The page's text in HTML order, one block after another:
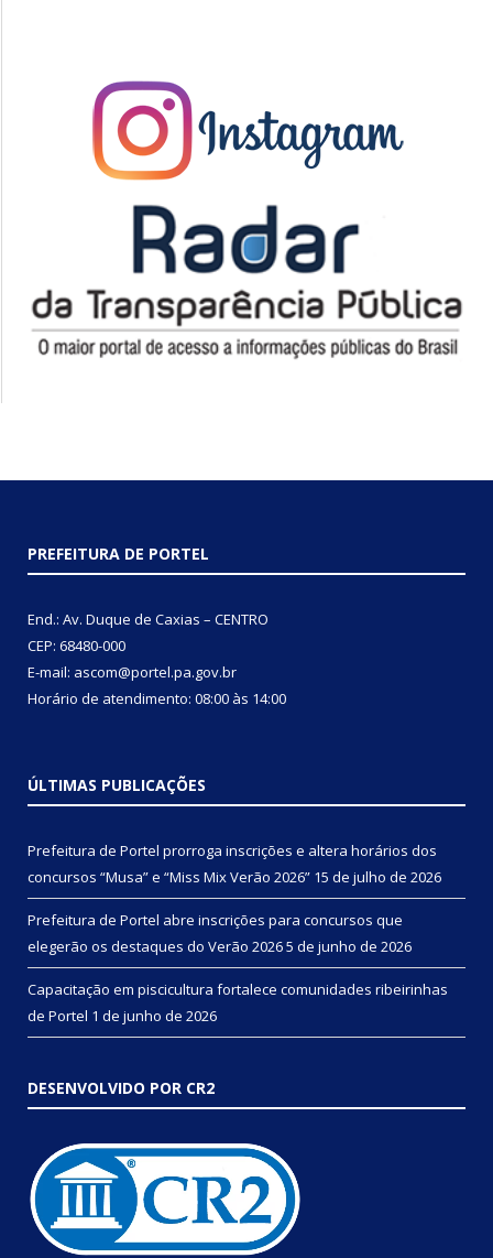
PREFEITURA DE PORTEL
End.: Av. Duque de Caxias – CENTRO
CEP: 68480-000
E-mail: ascom@portel.pa.gov.br
Horário de atendimento: 08:00 às 14:00
ÚLTIMAS PUBLICAÇÕES
Prefeitura de Portel prorroga inscrições e altera horários dos
concursos “Musa” e “Miss Mix Verão 2026” 15 de julho de 2026
Prefeitura de Portel abre inscrições para concursos que
elegerão os destaques do Verão 20265 de junho de 2026
Capacitação em piscicultura fortalece comunidades ribeirinhas
de Portel 1 de junho de 2026
DESENVOLVIDO POR CR2